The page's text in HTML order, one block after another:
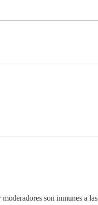
son inmunes a las